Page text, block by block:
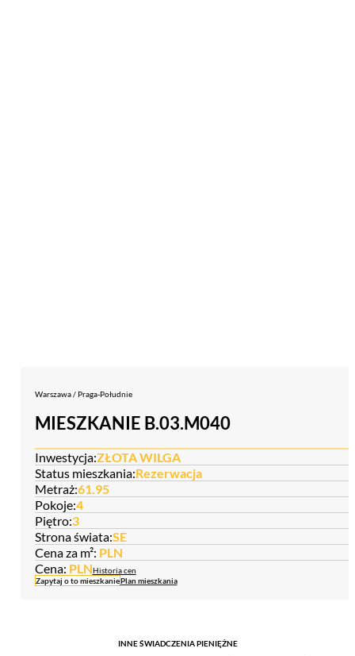
Warszawa / Praga-Południe
MIESZKANIE B.03.M040
Inwestycja:ZŁOTA WILGA
Status mieszkania:Rezerwacja
Metraż:61.95
Pokoje:4
Piętro:3
Strona świata:SE
Cena za m²: PLN
Cena: PLNHistoria cen
Zapytaj o to mieszkaniePlan mieszkania
INNE ŚWIADCZENIA PIENIĘŻNE